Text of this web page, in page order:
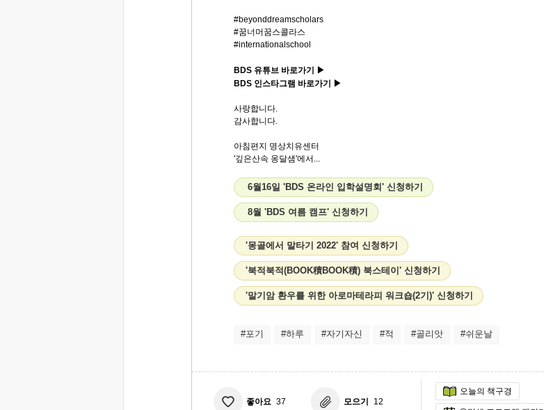
#beyonddreamscholars
#꿈너머꿈스콜라스
#internationalschool
BDS 유튜브 바로가기 ▶
BDS 인스타그램 바로가기 ▶
사랑합니다.
감사합니다.
아침편지 명상치유센터
'깊은산속 옹달샘'에서...
6월16일 'BDS 온라인 입학설명회' 신청하기
8월 'BDS 여름 캠프' 신청하기
'몽골에서 말타기 2022' 참여 신청하기
'북적북적(BOOK積BOOK積) 북스테이' 신청하기
'말기암 환우를 위한 아로마테라피 워크숍(2기)' 신청하기
#포기 #하루 #자기자신 #적 #골리앗 #쉬운날
좋아요 37 모으기 12
오늘의 책구경